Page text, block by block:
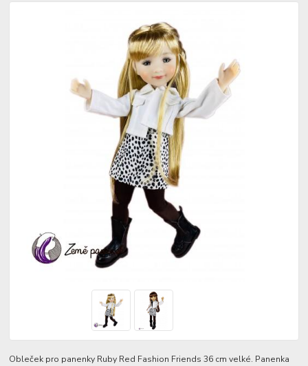
Obleček pro panenky Ruby Red Fashion Friends 36 cm velké. Panenka